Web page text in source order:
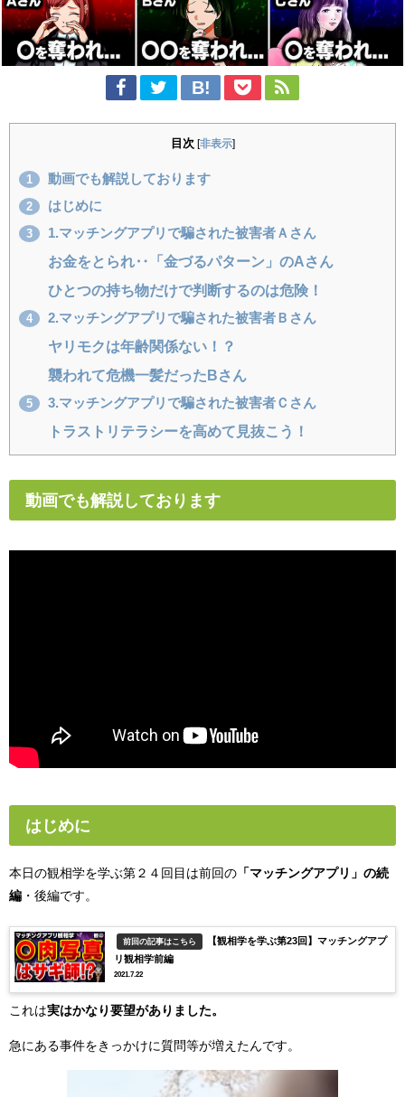
目次 [非表示]
1 動画でも解説しております
2 はじめに
3 1.マッチングアプリで騙された被害者Ａさん
お金をとられ‥「金づるパターン」のAさん
ひとつの持ち物だけで判断するのは危険！
4 2.マッチングアプリで騙された被害者Ｂさん
ヤリモクは年齢関係ない！？
襲われて危機一髪だったBさん
5 3.マッチングアプリで騙された被害者Ｃさん
トラストリテラシーを高めて見抜こう！
動画でも解説しております
はじめに
本日の観相学を学ぶ第２４回目は前回の 「マッチングアプリ」の続
編 ・後編です。
前回の記事はこちら
【観相学を学ぶ第23回】マッチングアプ
リ観相学前編
2021.7.22
これは実はかなり要望がありました。
急にある事件をきっかけに質問等が増えたんです。